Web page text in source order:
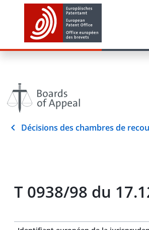
Décisions des chambres de
T 0938/98 du